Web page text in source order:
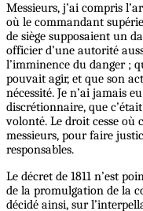
Messieurs, j’ai compris
où le commandant
de siège supposaient un
officier d’une autorité
l’imminence du danger ;
pouvait agir, et que son
nécessité. Je n’ai jamais
discrétionnaire, que
volonté. Le droit cesse où
messieurs, pour faire
responsables.
Le décret de 1811 n’est
de la promulgation de la
décidé ainsi, sur